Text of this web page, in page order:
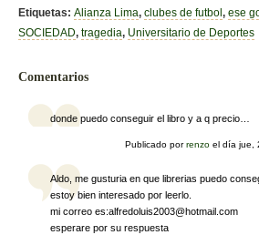
b
o
o
k
ar
tir
Etiquetas: Alianza Lima, clubes de futbol , ese
SOCIEDAD, tragedia, Universitario de Deportes
Comentarios
donde puedo conseguir el libro y a q precio…
Publicado porrenzo el díajue,
Aldo, me gusturia en que librerias puedo
estoy bien interesado por leerlo.
mi correo es:alfredoluis2003@hotmail.com
esperare por su respuesta